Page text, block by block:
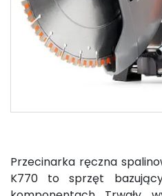
Przecinarka ręczna
K770 to sprzęt